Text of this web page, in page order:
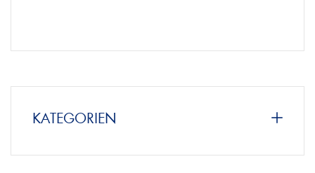
KATEGORIEN